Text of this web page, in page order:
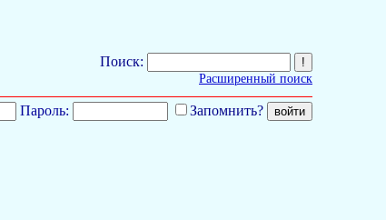
Поиск:
Расширенный поиск
Пароль: Запомнить?